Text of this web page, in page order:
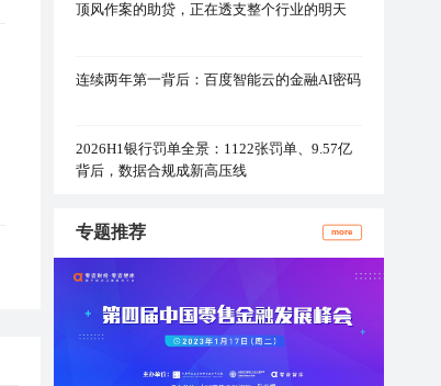
顶风作案的助贷，正在透支整个行业的明天
连续两年第一背后：百度智能云的金融AI密码
2026H1银行罚单全景：1122张罚单、9.57亿
背后，数据合规成新高压线
专题推荐 more